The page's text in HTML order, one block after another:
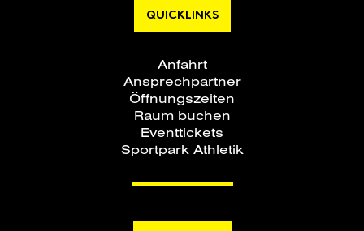
QUICKLINKS
Anfahrt
Ansprechpartner
Öffnungszeiten
Raum buchen
Eventtickets
Sportpark Athletik